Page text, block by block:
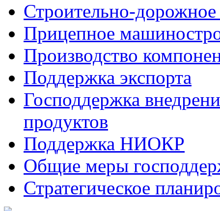
Строительно-
Прицепное
Производство
Поддержка экспорта
Господдержка
продуктов
Поддержка НИОКР
Общие меры
Стратегическое